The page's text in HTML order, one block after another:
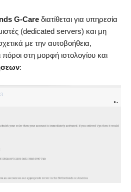
G-Care διατίθεται για υπηρεσία
(dedicated servers) και μη
με την αυτοβοήθεια,
πόροι στη μορφή ιστολογίου και
: